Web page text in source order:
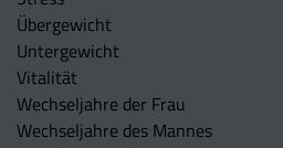
Übergewicht
Untergewicht
Vitalität
Wechseljahre der Frau
Wechseljahre des Mannes